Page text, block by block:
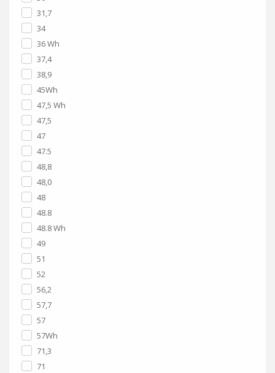
31,7
34
36 Wh
37,4
38,9
45Wh
47,5 Wh
47,5
47
47.5
48,8
48,0
48
48.8
48.8 Wh
49
51
52
56,2
57,7
57
57Wh
71,3
71